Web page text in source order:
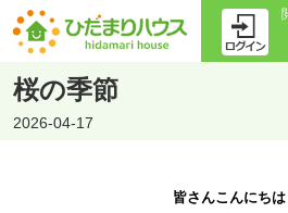
桜の季節
2026-04-17
皆さんこんにちは